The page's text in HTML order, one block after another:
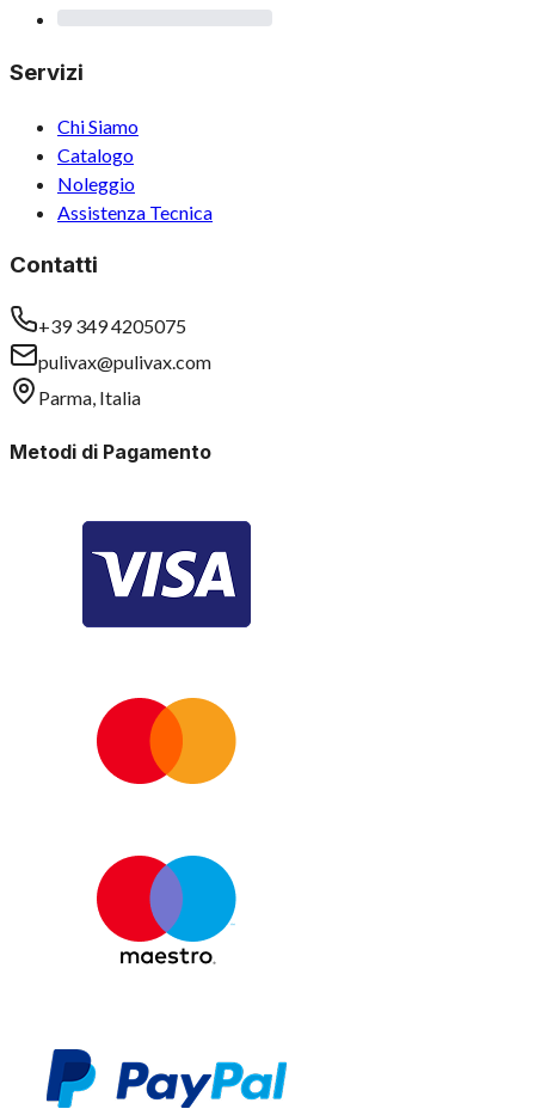
Servizi
Chi Siamo
Catalogo
Noleggio
Assistenza Tecnica
Contatti
+39 349 4205075
pulivax@pulivax.com
Parma, Italia
Metodi di Pagamento